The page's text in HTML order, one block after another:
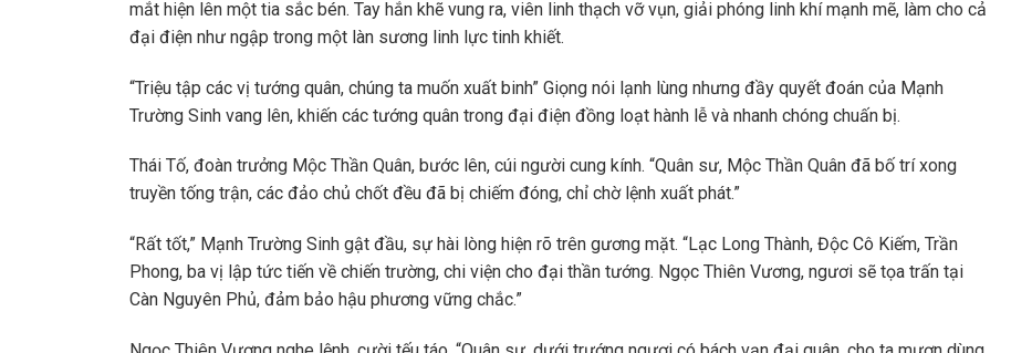
mắt hiện lên một tia sắc bén. Tay hắn khẽ vung ra, viên linh thạch vỡ vụn, giải phóng linh khí mạnh mẽ, làm cho cả
đại điện như ngập trong một làn sương linh lực tinh khiết.
“Triệu tập các vị tướng quân, chúng ta muốn xuất binh” Giọng nói lạnh lùng nhưng đầy quyết đoán của Mạnh
Trường Sinh vang lên, khiến các tướng quân trong đại điện đồng loạt hành lễ và nhanh chóng chuấn bị.
Thái Tố, đoàn trưởng Mộc Thần Quân, bước lên, cúi người cung kính. “Quân sư, Mộc Thần Quân đã bố trí xong
truyền tống trận, các đảo chủ chốt đều đã bị chiếm đóng, chỉ chờ lệnh xuất phát.”
“Rất tốt,” Mạnh Trường Sinh gật đầu, sự hài lòng hiện rõ trên gương mặt. “Lạc Long Thành, Độc Cô Kiếm, Trần
Phong, ba vị lập tức tiến về chiến trường, chi viện cho đại thần tướng. Ngọc Thiên Vương, ngươi sẽ tọa trấn tại
Càn Nguyên Phủ, đảm bảo hậu phương vững chắc.”